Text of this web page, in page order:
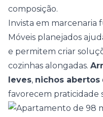
composição.
Invista em marcenaria
Móveis planejados
e permitem criar
cozinhas alongadas.
leves, nichos abertos
favorecem praticidade